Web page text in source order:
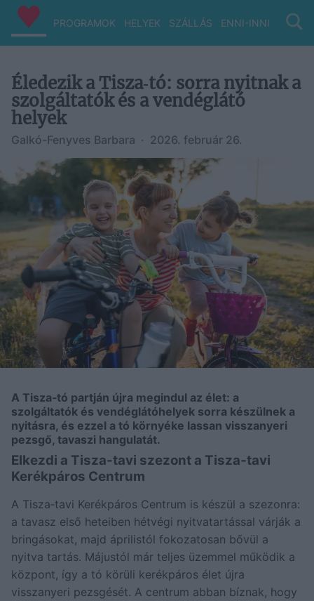
PROGRAMOK HELYEK SZÁLLÁS ENNI-INNI VIZ/
Éledezik a Tisza‑tó: sorra nyitnak a
szolgáltatók és a vendéglátó
helyek
Galkó-Fenyves Barbara · 2026. február 26.
A Tisza‑tó partján újra megindul az élet: a
szolgáltatók és vendéglátóhelyek sorra készülnek a
nyitásra, és ezzel a tó környéke lassan visszanyeri
pezsgő, tavaszi hangulatát.
Elkezdi a Tisza-tavi szezont a Tisza‑tavi
Kerékpáros Centrum
A Tisza‑tavi Kerékpáros Centrum is készül a szezonra:
a tavasz első heteiben hétvégi nyitvatartással várják a
bringásokat, majd áprilistól fokozatosan bővül a
nyitva tartás. Májustól már teljes üzemmel működik a
központ, így a tó körüli kerékpáros élet újra
visszanyeri pezsgését. A centrum abban bíznak, hogy